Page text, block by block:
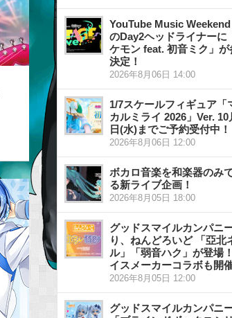
YouTube Music Weekend
のDay2ヘッドライナーに
ケモン feat. 初音ミク」が
決定！
2026年8月06日 14:00
1/7スケールフィギュア「
カルミライ 2026」Ver. 10
日(水)までご予約受付中！
2026年8月06日 12:00
ボカロ音楽を和楽器のみ
る新ライブ企画！
2026年8月05日 18:00
グッドスマイルカンパニ
り、ねんどろいど 「亞北
ル」「弱音ハク」が登場
イスメーカーコラボも開
2026年8月05日 12:00
グッドスマイルカンパニ